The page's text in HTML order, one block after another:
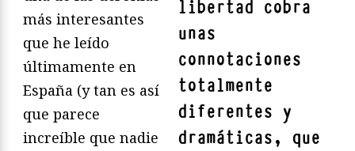
libertad cobra
unas
connotaciones
totalmente
diferentes y
dramáticas, que
más interesantes
que he leído
últimamente en
España (y tan es así
que parece
increíble que nadie